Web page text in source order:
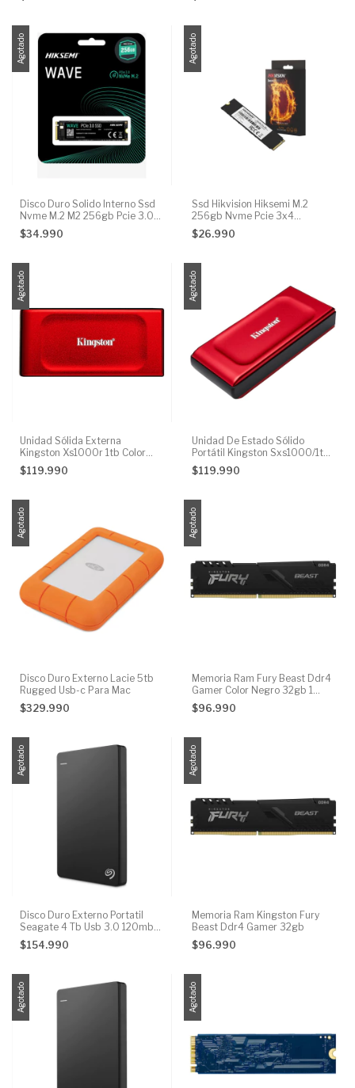
Agotado
Disco Duro Solido Interno Ssd
Nvme M.2 M2 256gb Pcie 3.0
Hiksemi Wave
$34.990
Agotado
Ssd Hikvision Hiksemi M.2
256gb Nvme Pcie 3x4
2500/1050mb
$26.990
Agotado
Unidad Sólida Externa
Kingston Xs1000r 1tb Color
Rojo Usb-c
$119.990
Agotado
Unidad De Estado Sólido
Portátil Kingston Sxs1000/1tb
Rojo
$119.990
Agotado
Disco Duro Externo Lacie 5tb
Rugged Usb-c Para Mac
$329.990
Agotado
Memoria Ram Fury Beast Ddr4
Gamer Color Negro 32gb 1
Kingston Kf432c16bb/32
$96.990
Agotado
Disco Duro Externo Portatil
Seagate 4 Tb Usb 3.0 120mb/s
Color Negro
$154.990
Agotado
Memoria Ram Kingston Fury
Beast Ddr4 Gamer 32gb
$96.990
Agotado Agotado